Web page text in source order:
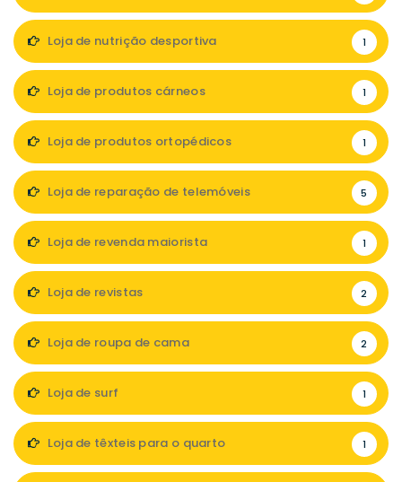
Loja de nutrição desportiva 1
Loja de produtos cárneos 1
Loja de produtos ortopédicos 1
Loja de reparação de telemóveis 5
Loja de revenda maiorista 1
Loja de revistas 2
Loja de roupa de cama 2
Loja de surf 1
Loja de têxteis para o quarto 1